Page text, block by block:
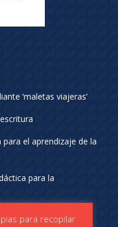
‘maletas viajeras’
el aprendizaje de la
para la
para recopilar